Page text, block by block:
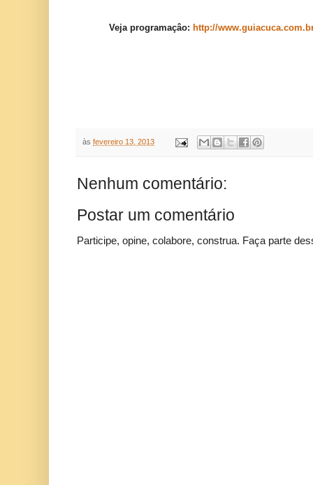
Veja programaçâo: http://
às fevereiro 13, 2013
Nenhum comentário:
Postar um comentário
Participe, opine, colabore, construa. Faça parte